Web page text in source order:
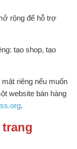
rộng để hỗ trợ
tạo shop, tạo
riêng nếu muốn
website bán hàng
.